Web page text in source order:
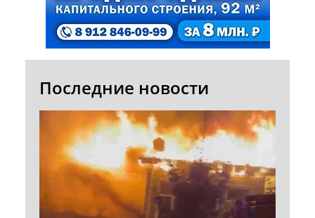
Последние новости